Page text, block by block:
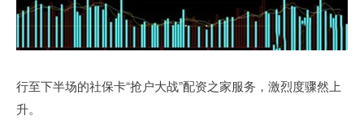
行至下半场的社保卡“抢户大战”配资之家服务，激烈度骤然上
升。